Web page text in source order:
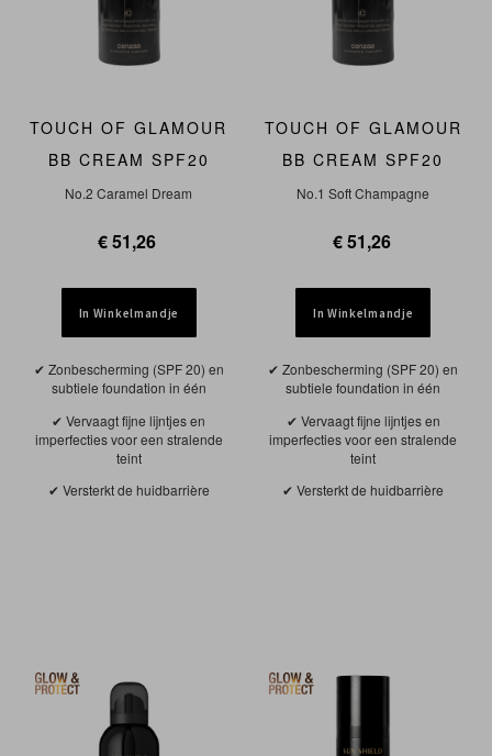
TOUCH OF GLAMOUR
BB CREAM SPF20
No.2 Caramel Dream
€ 51,26
In Winkelmandje
Zonbescherming (SPF 20) en
subtiele foundation in één
Vervaagt fijne lijntjes en
imperfecties voor een stralende
teint
Versterkt de huidbarrière
TOUCH OF GLAMOUR
BB CREAM SPF20
No.1 Soft Champagne
€ 51,26
In Winkelmandje
Zonbescherming (SPF 20) en
subtiele foundation in één
Vervaagt fijne lijntjes en
imperfecties voor een stralende
teint
Versterkt de huidbarrière